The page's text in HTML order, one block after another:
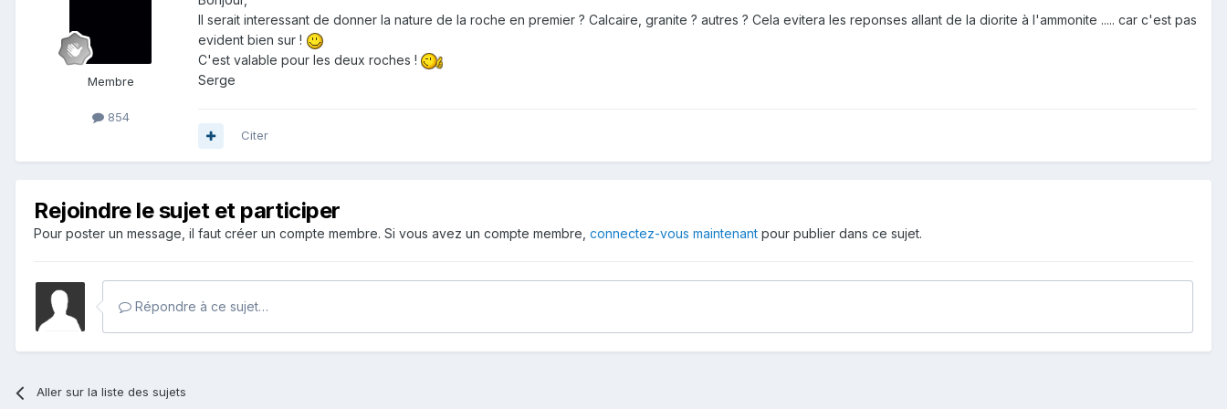
Membre
854
Il serait interessant de donner la nature de la roche en premier ? Calcaire, granite ? autres ? Cela evitera les reponses allant de la diorite à l'ammonite ..... car c'est pas
evident bien sur !
C'est valable pour les deux roches !
Serge
Citer
Rejoindre le sujet et participer
Pour poster un message, il faut créer un compte membre. Si vous avez un compte membre, connectez-vous maintenant pour publier dans ce sujet.
Répondre à ce sujet…
Aller sur la liste des sujets